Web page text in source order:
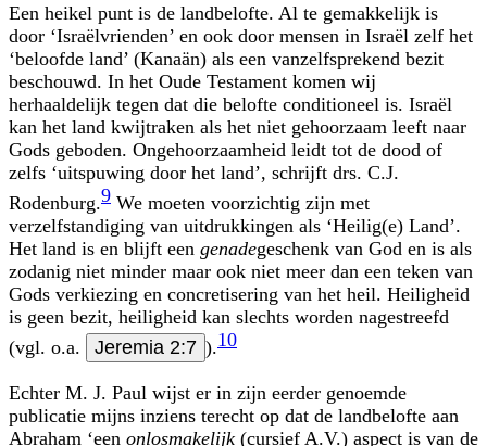
Een heikel punt is de landbelofte. Al te gemakkelijk is
door ‘Israëlvrienden’ en ook door mensen in Israël zelf het
‘beloofde land’ (Kanaän) als een vanzelfsprekend bezit
beschouwd. In het Oude Testament komen wij
herhaaldelijk tegen dat die belofte conditioneel is. Israël
kan het land kwijtraken als het niet gehoorzaam leeft naar
Gods geboden. Ongehoorzaamheid leidt tot de dood of
zelfs ‘uitspuwing door het land’, schrijft drs. C.J.
Rodenburg.9 We moeten voorzichtig zijn met
verzelfstandiging van uitdrukkingen als ‘Heilig(e) Land’.
Het land is en blijft een genadegeschenk van God en is als
zodanig niet minder maar ook niet meer dan een teken van
Gods verkiezing en concretisering van het heil. Heiligheid
is geen bezit, heiligheid kan slechts worden nagestreefd
(vgl. o.a.
Jeremia 2:7 ).10
Echter M. J. Paul wijst er in zijn eerder genoemde
publicatie mijns inziens terecht op dat de landbelofte aan
Abraham ‘een onlosmakelijk (cursief A.V.) aspect is van de